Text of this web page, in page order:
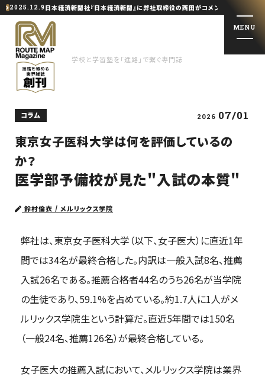
2025.12.9 日本経済新聞社『日本経済新聞』に弊社取締役の西田がコメント提供しました
学校と学習塾を「進路」で繋ぐ専門誌
MENU
コラム 2026 07/01
東京女子医科大学は何を評価しているの
か？
医学部予備校が見た"入試の本質"
鈴村倫衣 / メルリックス学院
弊社は、東京女子医科大学（以下、女子医大）に直近1年
間では34名が最終合格した。内訳は一般入試8名、推薦
入試26名である。推薦合格者44名のうち26名が当学院
の生徒であり、59.1%を占めている。約1.7人に1人がメ
ルリックス学院生という計算だ。直近5年間では150名
（一般24名、推薦126名）が最終合格している。
女子医大の推薦入試において、メルリックス学院は業界
トップインタビュー
お問い合わせ・掲載依頼
著者一覧
ログイン